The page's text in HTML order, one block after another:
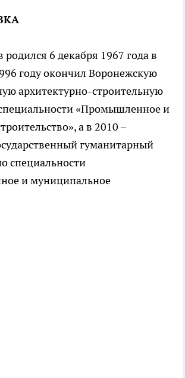
родился 6 декабря 1967 года в
году окончил Воронежскую
архитектурно-строительную
«Промышленное и
а в 2010 –
гуманитарный
специальности
и муниципальное